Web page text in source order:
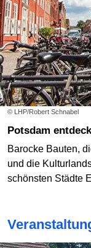
© LHP/Robert Schnabel
Potsdam
Barocke Bauten,
und die
schönsten Städte